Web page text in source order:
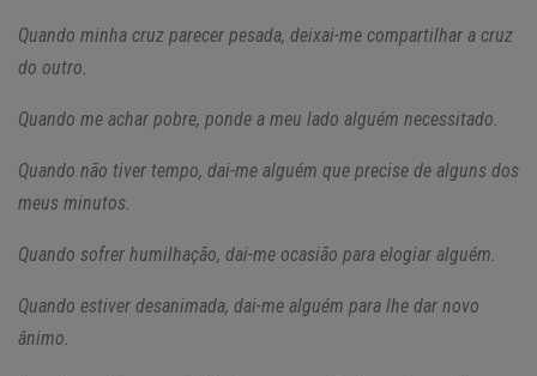
Quando minha cruz parecer pesada, deixai-me compartilhar a cruz
do outro.
Quando me achar pobre, ponde a meu lado alguém necessitado.
Quando não tiver tempo, dai-me alguém que precise de alguns dos
meus minutos.
Quando sofrer humilhação, dai-me ocasião para elogiar alguém.
Quando estiver desanimada, dai-me alguém para lhe dar novo
ânimo.